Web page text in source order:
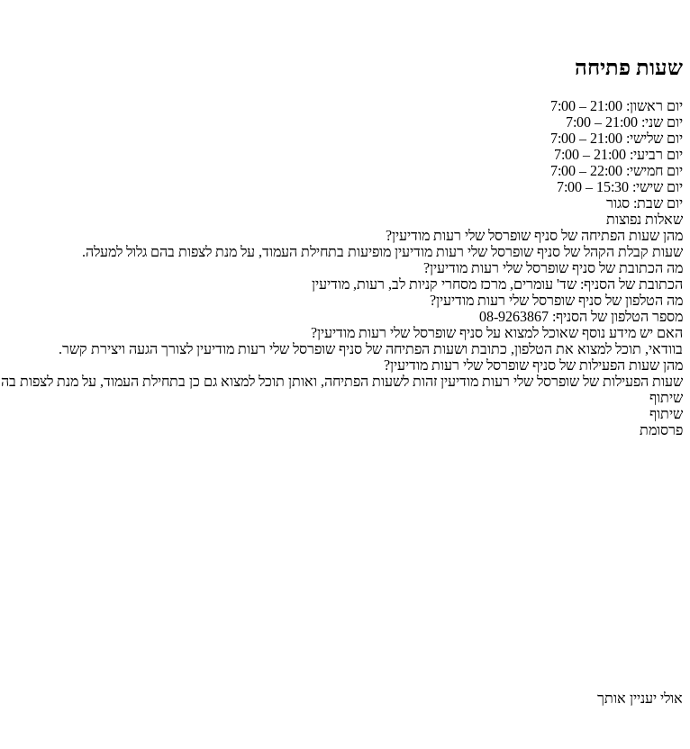
שעות פתיחה
יום ראשון: 21:00 – 7:00
יום שני: 21:00 – 7:00
יום שלישי: 21:00 – 7:00
יום רביעי: 21:00 – 7:00
יום חמישי: 22:00 – 7:00
יום שישי: 15:30 – 7:00
יום שבת: סגור
שאלות נפוצות
מהן שעות הפתיחה של סניף שופרסל שלי רעות מודיעין?
שעות קבלת הקהל של סניף שופרסל שלי רעות מודיעין מופיעות בתחילת העמוד, על מנת לצפות בהם גלול למעלה.
מה הכתובת של סניף שופרסל שלי רעות מודיעין?
הכתובת של הסניף: שד' עומרים, מרכז מסחרי קניות לב, רעות, מודיעין
מה הטלפון של סניף שופרסל שלי רעות מודיעין?
מספר הטלפון של הסניף: 08-9263867
האם יש מידע נוסף שאוכל למצוא על סניף שופרסל שלי רעות מודיעין?
בוודאי, תוכל למצוא את הטלפון, כתובת ושעות הפתיחה של סניף שופרסל שלי רעות מודיעין לצורך הגעה ויצירת קשר.
מהן שעות הפעילות של סניף שופרסל שלי רעות מודיעין?
שעות הפעילות של שופרסל שלי רעות מודיעין זהות לשעות הפתיחה, ואותן תוכל למצוא גם כן בתחילת העמוד, על מנת לצפות
שיתוף
שיתוף
פרסומת
אולי יעניין אותך